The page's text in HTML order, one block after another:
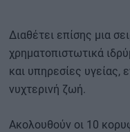
Διαθέτει επίσης μια
χρηματοπιστωτικά
και υπηρεσίες υγείας,
νυχτερινή ζωή.
Ακολουθούν οι 10